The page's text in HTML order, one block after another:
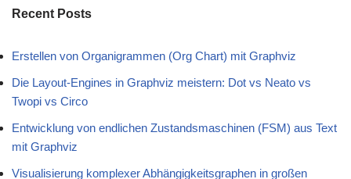
Recent Posts
Erstellen von Organigrammen (Org Chart) mit Graphviz
Die Layout-Engines in Graphviz meistern: Dot vs Neato vs
Twopi vs Circo
Entwicklung von endlichen Zustandsmaschinen (FSM) aus Text
mit Graphviz
Visualisierung komplexer Abhängigkeitsgraphen in großen